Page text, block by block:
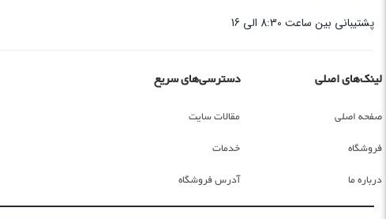
پشتیبانی بین ساعت 8:30 الی 16
لینک‌های اصلی
صفحه اصلی
فروشگاه
درباره ما
دسترسی‌های سریع
مقالات سایت
خدمات
آدرس فروشگاه